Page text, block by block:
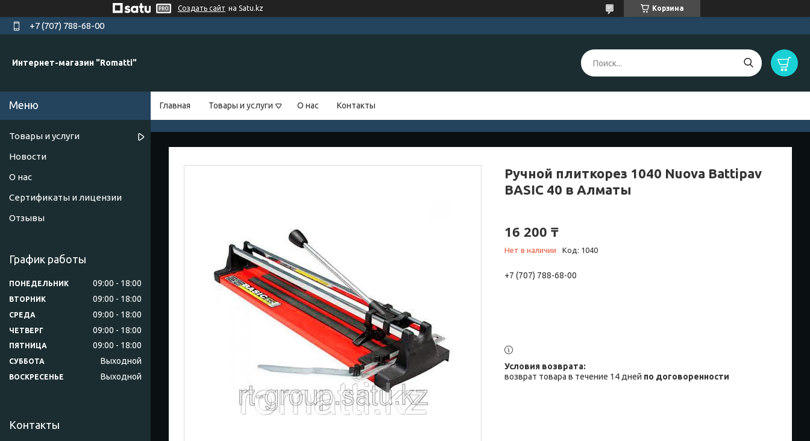
Создать сайт на Satu.kz Корзина
+7 (707) 788-68-00
Интернет-магазин "Romatti"
Главная Товары и услуги О нас Контакты
Ручной плиткорез 1040 Nuova Battipav
BASIC 40 в Алматы
16 200 ₸
Нет в наличии Код: 1040
+7 (707) 788-68-00
возврат товара в течение 14 дней по договоренности
Товары и услуги
Новости
О нас
Сертификаты и лицензии
Отзывы
График работы
ПОНЕДЕЛЬНИК 09:00 18:00
ВТОРНИК 09:00 18:00
СРЕДА 09:00 18:00
ЧЕТВЕРГ 09:00 18:00
ПЯТНИЦА 09:00 18:00
СУББОТА Выходной
ВОСКРЕСЕНЬЕ Выходной
Контакты